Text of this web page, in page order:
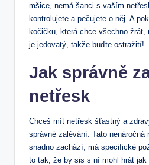
mšice, nemá šanci s vaším
kontrolujete a pečujete o něj. A
kočičku, která chce všechno žrát,
je jedovatý, takže buďte ostražití!
Jak správně
netřesk
Chceš mít netřesk šťastný a
správné zalévání. Tato
snadno zachází, má specifické
to tak, že by sis s ní mohl hrát jak